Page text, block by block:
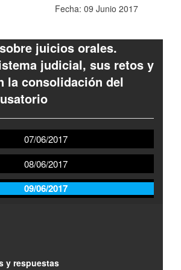
Fecha: 09 Junio 2017
juicios orales.
judicial, sus retos y
la consolidación del
07/06/2017
08/06/2017
09/06/2017
y respuestas